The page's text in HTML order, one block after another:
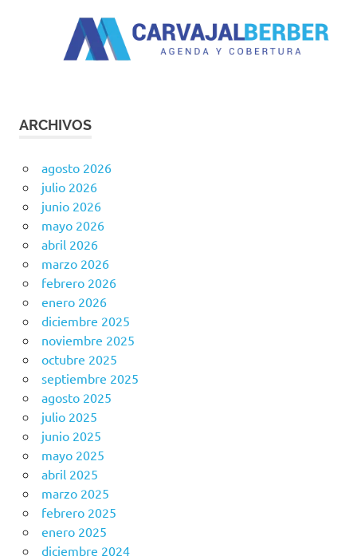
ARCHIVOS
agosto 2026
julio 2026
junio 2026
mayo 2026
abril 2026
marzo 2026
febrero 2026
enero 2026
diciembre 2025
noviembre 2025
octubre 2025
septiembre 2025
agosto 2025
julio 2025
junio 2025
mayo 2025
abril 2025
marzo 2025
febrero 2025
enero 2025
diciembre 2024